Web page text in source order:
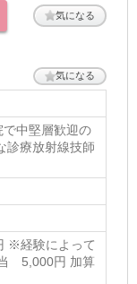
気になる
気になる
で中堅層歓迎の
診療放射線技師
※経験によって
5,000円 加算